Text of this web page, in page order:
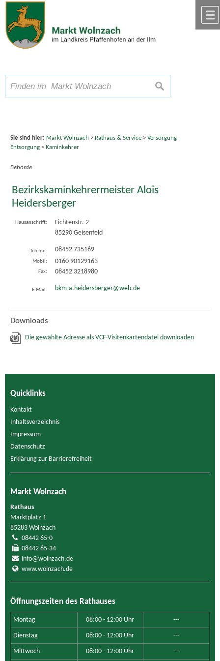
Zum Inhalt,zur Navigation
Schriftgröße A A A suchen
Sie sind hier: Markt Wolnzach > Rathaus & Service> Versorgung -
Entsorgung> Kaminkehrer
Behörde
Bezirkskaminkehrermeister Alois
Heidersberger
Hausanschrift:
Fichtenstr. 2
85290 Geisenfeld
Telefon: 08452 735169
Mobil: 0160 90129163
Fax: 08452 3218980
E-Mail: bkm-a.heidersberger@web.de
Downloads
Die gewählte Adresse als VCF-Visitenkartendatei downloaden
Quicklinks
Kontakt
Inhaltsverzeichnis
Impressum
Datenschutz
Erklärung zur Barrierefreiheit
Markt Wolnzach
Rathaus
Marktplatz 1
85283 Wolnzach
08442 65-0
08442 65-34
info@wolnzach.de
www.wolnzach.de
Öffnungszeiten des Rathauses
Montag 08:00 - 12:00 Uhr ---
Dienstag 08:00 - 12:00 Uhr ---
Mittwoch 08:00 - 12:00 Uhr ---